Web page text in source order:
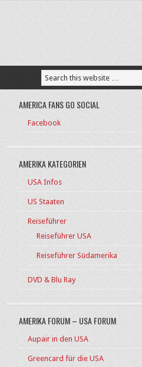
AMERICA FANS GO SOCIAL
Facebook
AMERIKA KATEGORIEN
USA Infos
US Staaten
Reiseführer
Reiseführer USA
Reiseführer Südamerika
DVD & Blu Ray
AMERIKA FORUM – USA FORUM
Aupair in den USA
Greencard für die USA